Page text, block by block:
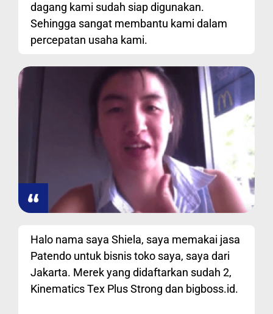
dagang kami sudah siap digunakan.
Sehingga sangat membantu kami dalam
percepatan usaha kami.
Halo nama saya Shiela, saya memakai jasa
Patendo untuk bisnis toko saya, saya dari
Jakarta. Merek yang didaftarkan sudah 2,
Kinematics Tex Plus Strong dan bigboss.id.